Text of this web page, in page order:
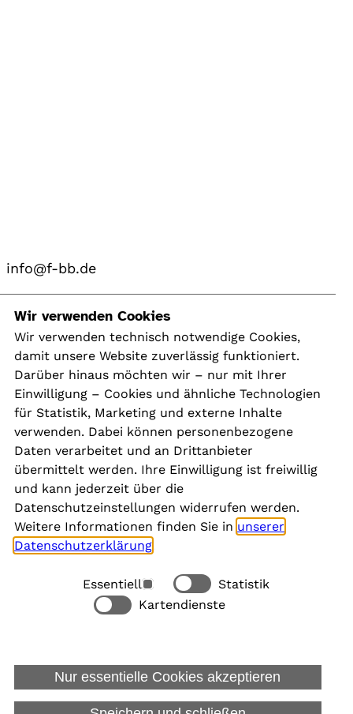
info@f-bb.de
Navigation
Kontakt
Presse
Aktuelles
Karriere
Newsletter
Social Media
Rechtliches
Allgemeine Datenschutzinformation
Datenschutzinformation für Bewerbungen
Impressum
Wir verwenden Cookies
Wir verwenden technisch notwendige Cookies,
damit unsere Website zuverlässig funktioniert.
Darüber hinaus möchten wir – nur mit Ihrer
Einwilligung – Cookies und ähnliche Technologien
für Statistik, Marketing und externe Inhalte
verwenden. Dabei können personenbezogene
Daten verarbeitet und an Drittanbieter
übermittelt werden. Ihre Einwilligung ist freiwillig
und kann jederzeit über die
Datenschutzeinstellungen widerrufen werden.
Weitere Informationen finden Sie in unserer
Datenschutzerklärung
Essentiell
Statistik
Kartendienste
Nur essentielle Cookies akzeptieren